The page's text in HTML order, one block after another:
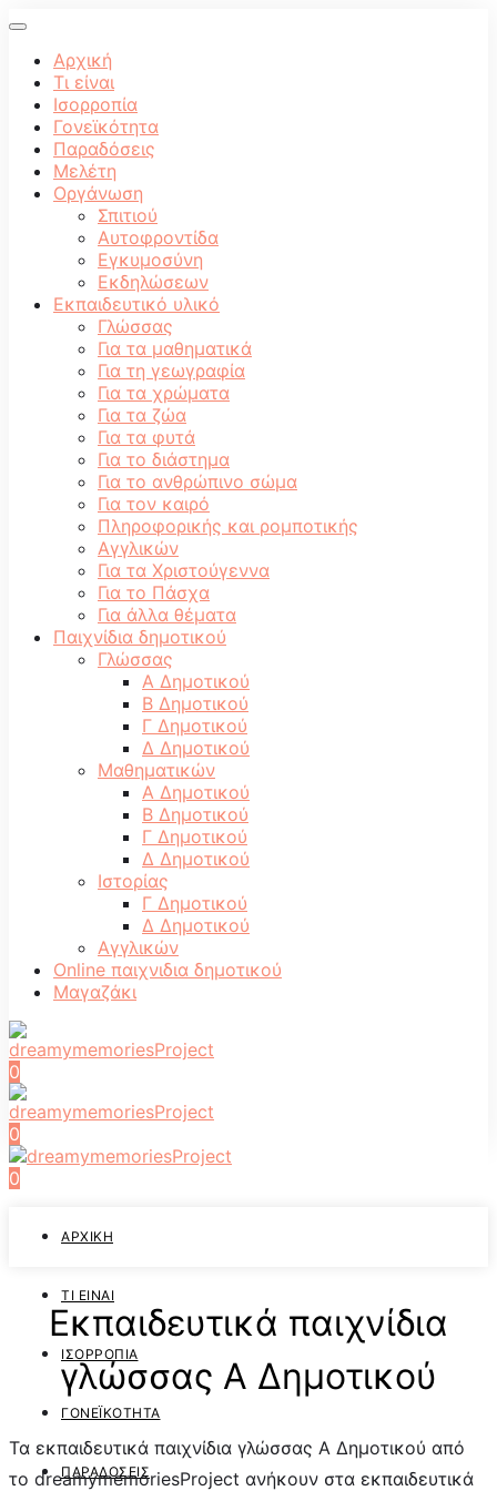
Αρχική
Τι είναι
Ισορροπία
Γονεϊκότητα
Παραδόσεις
Μελέτη
Οργάνωση
Σπιτιού
Αυτοφροντίδα
Εγκυμοσύνη
Εκδηλώσεων
Εκπαιδευτικό υλικό
Γλώσσας
Για τα μαθηματικά
Για τη γεωγραφία
Για τα χρώματα
Για τα ζώα
Για τα φυτά
Για το διάστημα
Για το ανθρώπινο σώμα
Για τον καιρό
Πληροφορικής και ρομποτικής
Αγγλικών
Για τα Χριστούγεννα
Για το Πάσχα
Για άλλα θέματα
Παιχνίδια δημοτικού
Γλώσσας
Α Δημοτικού
Β Δημοτικού
Γ Δημοτικού
Δ Δημοτικού
Μαθηματικών
Α Δημοτικού
Β Δημοτικού
Γ Δημοτικού
Δ Δημοτικού
Ιστορίας
Γ Δημοτικού
Δ Δημοτικού
Αγγλικών
Online παιχνιδια δημοτικού
Μαγαζάκι
0
0
0
ΑΡΧΙΚΉ
ΤΙ ΕΊΝΑΙ
ΙΣΟΡΡΟΠΊΑ
ΓΟΝΕΪΚΌΤΗΤΑ
ΠΑΡΑΔΌΣΕΙΣ
Εκπαιδευτικά παιχνίδια
γλώσσας Α Δημοτικού
Τα εκπαιδευτικά παιχνίδια γλώσσας Α Δημοτικού από
το dreamymemoriesProject ανήκουν στα εκπαιδευτικά